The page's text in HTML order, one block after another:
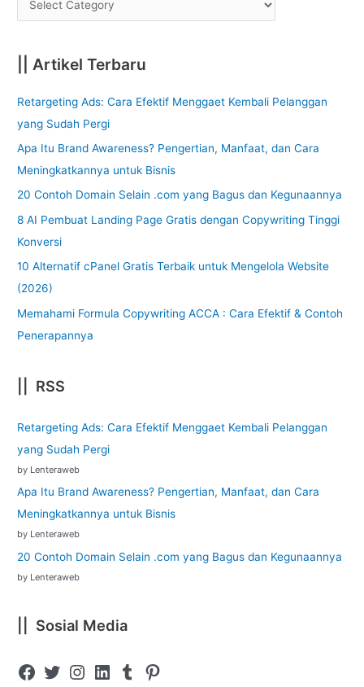
|| Artikel Terbaru
Retargeting Ads: Cara Efektif Menggaet Kembali Pelanggan
yang Sudah Pergi
Apa Itu Brand Awareness? Pengertian, Manfaat, dan Cara
Meningkatkannya untuk Bisnis
20 Contoh Domain Selain .com yang Bagus dan Kegunaannya
8 AI Pembuat Landing Page Gratis dengan Copywriting Tinggi
Konversi
10 Alternatif cPanel Gratis Terbaik untuk Mengelola Website
(2026)
Memahami Formula Copywriting ACCA : Cara Efektif & Contoh
Penerapannya
|| RSS
Retargeting Ads: Cara Efektif Menggaet Kembali Pelanggan
yang Sudah Pergi
by Lenteraweb
Apa Itu Brand Awareness? Pengertian, Manfaat, dan Cara
Meningkatkannya untuk Bisnis
by Lenteraweb
20 Contoh Domain Selain .com yang Bagus dan Kegunaannya
by Lenteraweb
|| Sosial Media